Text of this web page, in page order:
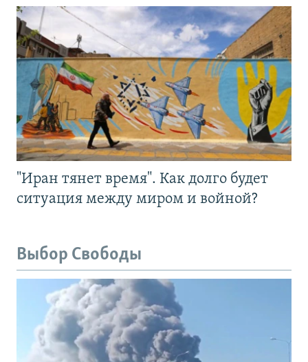
"Иран тянет время". Как долго будет
ситуация между миром и войной?
Выбор Свободы